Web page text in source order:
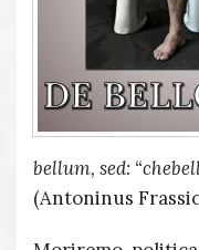
bellum, sed:
(Antoninus